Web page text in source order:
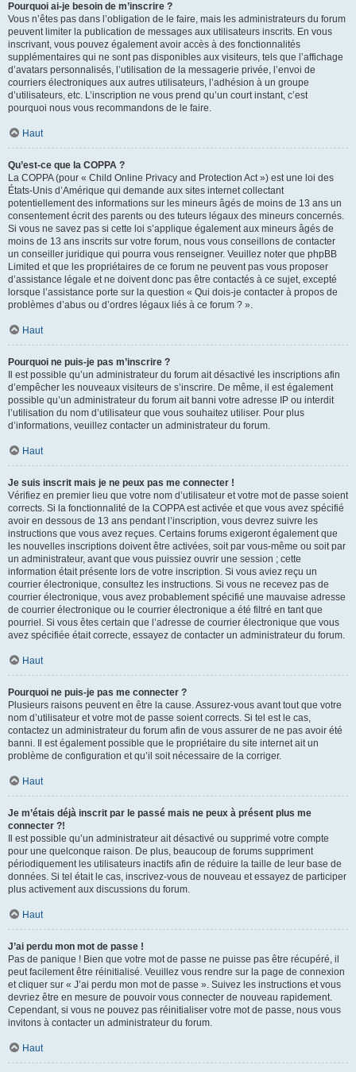
Pourquoi ai-je besoin de m’inscrire ?
Vous n’êtes pas dans l’obligation de le faire, mais les administrateurs du forum
peuvent limiter la publication de messages aux utilisateurs inscrits. En vous
inscrivant, vous pouvez également avoir accès à des fonctionnalités
supplémentaires qui ne sont pas disponibles aux visiteurs, tels que l’affichage
d’avatars personnalisés, l’utilisation de la messagerie privée, l’envoi de
courriers électroniques aux autres utilisateurs, l’adhésion à un groupe
d’utilisateurs, etc. L’inscription ne vous prend qu’un court instant, c’est
pourquoi nous vous recommandons de le faire.
Haut
Qu’est-ce que la COPPA ?
La COPPA (pour « Child Online Privacy and Protection Act ») est une loi des
États-Unis d’Amérique qui demande aux sites internet collectant
potentiellement des informations sur les mineurs âgés de moins de 13 ans un
consentement écrit des parents ou des tuteurs légaux des mineurs concernés.
Si vous ne savez pas si cette loi s’applique également aux mineurs âgés de
moins de 13 ans inscrits sur votre forum, nous vous conseillons de contacter
un conseiller juridique qui pourra vous renseigner. Veuillez noter que phpBB
Limited et que les propriétaires de ce forum ne peuvent pas vous proposer
d’assistance légale et ne doivent donc pas être contactés à ce sujet, excepté
lorsque l’assistance porte sur la question « Qui dois-je contacter à propos de
problèmes d’abus ou d’ordres légaux liés à ce forum ? ».
Haut
Pourquoi ne puis-je pas m’inscrire ?
Il est possible qu’un administrateur du forum ait désactivé les inscriptions afin
d’empêcher les nouveaux visiteurs de s’inscrire. De même, il est également
possible qu’un administrateur du forum ait banni votre adresse IP ou interdit
l’utilisation du nom d’utilisateur que vous souhaitez utiliser. Pour plus
d’informations, veuillez contacter un administrateur du forum.
Haut
Je suis inscrit mais je ne peux pas me connecter !
Vérifiez en premier lieu que votre nom d’utilisateur et votre mot de passe soient
corrects. Si la fonctionnalité de la COPPA est activée et que vous avez spécifié
avoir en dessous de 13 ans pendant l’inscription, vous devrez suivre les
instructions que vous avez reçues. Certains forums exigeront également que
les nouvelles inscriptions doivent être activées, soit par vous-même ou soit par
un administrateur, avant que vous puissiez ouvrir une session ; cette
information était présente lors de votre inscription. Si vous aviez reçu un
courrier électronique, consultez les instructions. Si vous ne recevez pas de
courrier électronique, vous avez probablement spécifié une mauvaise adresse
de courrier électronique ou le courrier électronique a été filtré en tant que
pourriel. Si vous êtes certain que l’adresse de courrier électronique que vous
avez spécifiée était correcte, essayez de contacter un administrateur du forum.
Haut
Pourquoi ne puis-je pas me connecter ?
Plusieurs raisons peuvent en être la cause. Assurez-vous avant tout que votre
nom d’utilisateur et votre mot de passe soient corrects. Si tel est le cas,
contactez un administrateur du forum afin de vous assurer de ne pas avoir été
banni. Il est également possible que le propriétaire du site internet ait un
problème de configuration et qu’il soit nécessaire de la corriger.
Haut
Je m’étais déjà inscrit par le passé mais ne peux à présent plus me
connecter ?!
Il est possible qu’un administrateur ait désactivé ou supprimé votre compte
pour une quelconque raison. De plus, beaucoup de forums suppriment
périodiquement les utilisateurs inactifs afin de réduire la taille de leur base de
données. Si tel était le cas, inscrivez-vous de nouveau et essayez de participer
plus activement aux discussions du forum.
Haut
J’ai perdu mon mot de passe !
Pas de panique ! Bien que votre mot de passe ne puisse pas être récupéré, il
peut facilement être réinitialisé. Veuillez vous rendre sur la page de connexion
et cliquer sur « J’ai perdu mon mot de passe ». Suivez les instructions et vous
devriez être en mesure de pouvoir vous connecter de nouveau rapidement.
Cependant, si vous ne pouvez pas réinitialiser votre mot de passe, nous vous
invitons à contacter un administrateur du forum.
Haut